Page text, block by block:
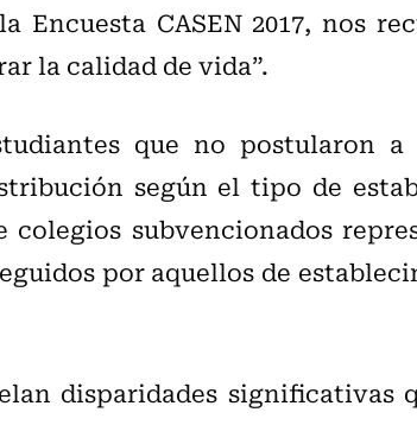
Encuesta CASEN 2017, nos
la calidad de vida”.
que no postularon a
según el tipo de
colegios subvencionados
por aquellos de
disparidades significativas